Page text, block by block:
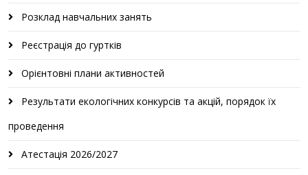
Розклад навчальних занять
Реєстрація до гуртків
Орієнтовні плани активностей
Результати екологічних конкурсів та акцій, порядок їх
проведення
Атестація 2026/2027